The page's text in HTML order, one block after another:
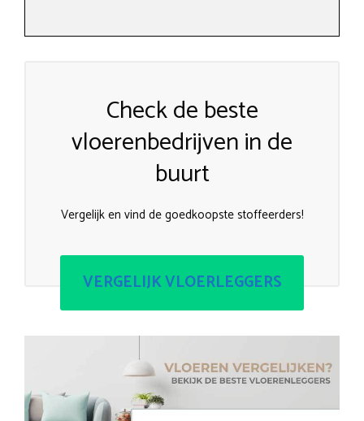
Check de beste
vloerenbedrijven in de
buurt
Vergelijk en vind de goedkoopste stoffeerders!
VERGELIJK VLOERLEGGERS